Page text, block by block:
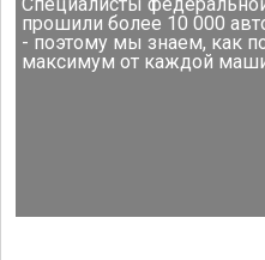
прошили более 10 000
- поэтому мы знаем, как
максимум от каждой